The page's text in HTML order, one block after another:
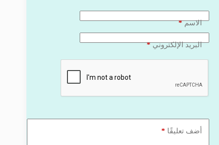
الاسم*
البريد الإلكتروني*
أضف تعليقًا *